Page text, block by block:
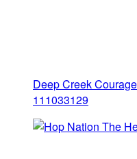
Deep Creek
111033129